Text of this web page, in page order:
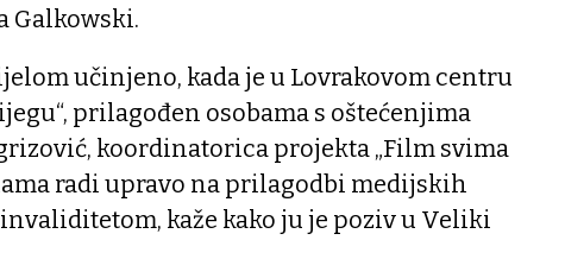
Galkowski.
učinjeno, kada je u Lovrakovom centru
prilagođen osobama s oštećenjima
koordinatorica projekta „Film svima
radi upravo na prilagodbi medijskih
invaliditetom, kaže kako ju je poziv u Veliki